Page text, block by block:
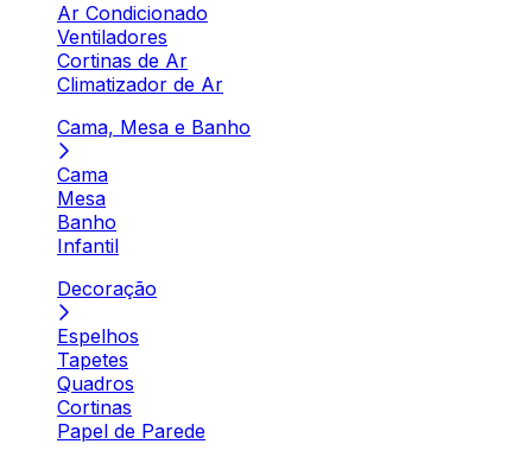
Ar Condicionado
Ventiladores
Cortinas de Ar
Climatizador de Ar
Cama, Mesa e Banho
Cama
Mesa
Banho
Infantil
Decoração
Espelhos
Tapetes
Quadros
Cortinas
Papel de Parede